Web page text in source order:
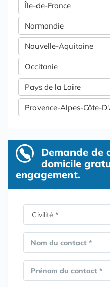
Île-de-France
Normandie
Nouvelle-Aquitaine
Occitanie
Pays de la Loire
Provence-Alpes-Côte-
Demande de
domicile
engagement.
Nom du contact *
Prénom du contact *